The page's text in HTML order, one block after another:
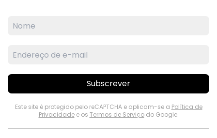
Subscrever
Este site é protegido pelo reCAPTCHA e aplicam-se a Política de
Privacidadee os Termos de Serviçodo Google.